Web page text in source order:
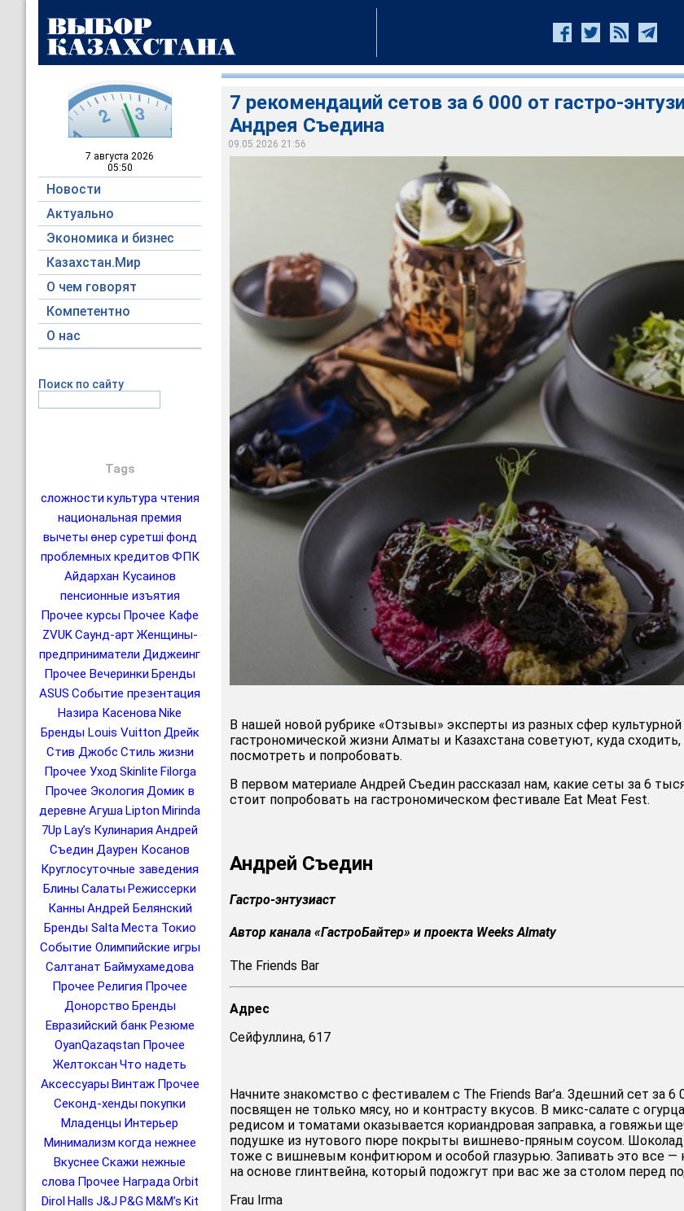
7 августа 2026
05:50
Новости
Актуально
Экономика и бизнес
Казахстан.Мир
О чем говорят
Компетентно
О нас
Поиск по сайту
Tags
сложности культура чтения
национальная премия
вычеты өнер суретшіфонд
проблемных кредитов ФПК
Айдархан Кусаинов
пенсионные изъятия
Прочее курсы Прочее Кафе
ZVUKСаунд-арт Женщины-
предприниматели Диджеинг
Прочее Вечеринки Бренды
ASUS Событие презентация
Назира Касенова Nike
Бренды Louis Vuitton Дрейк
Стив Джобс Стиль жизни
Прочее Уход Skinlite Filorga
Прочее Экология Домик в
деревне Агуша Lipton Mirinda
7Up Lay’s Кулинария Андрей
Съедин Даурен Косанов
Круглосуточные заведения
Блины Салаты Режиссерки
Канны Андрей Белянский
Бренды Salta Места Токио
Событие Олимпийские игры
Салтанат Баймухамедова
Прочее Религия Прочее
Донорство Бренды
Евразийский банк Резюме
OyanQazaqstan Прочее
Желтоксан Что надеть
Аксессуары Винтаж Прочее
Секонд-хенды покупки
Младенцы Интерьер
Минимализм когда нежнее
Вкуснее Скажи нежные
слова Прочее НаградаOrbit
Dirol Halls J&J P&G M&M’s Kit
7 рекомендаций сетов за 6 000 от гастро-
Андрея Съедина
09.05.2026 21:56
В нашей новой рубрике «Отзывы» эксперты из разных сфер культурной
гастрономической жизни Алматы и Казахстана советуют, куда сходить,
посмотреть и попробовать.
В первом материале Андрей Съедин рассказал нам, какие сеты за 6
стоит попробовать на гастрономическом фестивале Eat Meat Fest.
Андрей Съедин
Гастро-энтузиаст
Автор канала «ГастроБайтер» и проекта Weeks Almaty
The Friends Bar
Адрес
Сейфуллина, 617
Начните знакомство с фестивалем с The Friends Bar’а. Здешний сет за 6
посвящен не только мясу, но и контрасту вкусов. В микс-салате с
редисом и томатами оказывается кориандровая заправка, а говяжьи
подушке из нутового пюре покрыты вишнево-пряным соусом.
тоже с вишневым конфитюром и особой глазурью. Запивать это все —
на основе глинтвейна, который подожгут при вас же за столом перед
Frau Irma